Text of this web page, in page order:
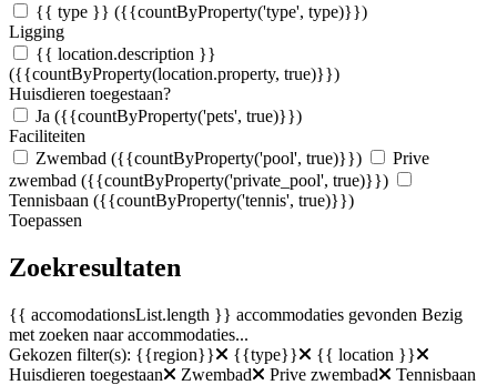
{{ type }} ({{countByProperty('type', type)}})
Ligging
{{ location.description }}
({{countByProperty(location.property, true)}})
Huisdieren toegestaan?
Ja ({{countByProperty('pets', true)}})
Faciliteiten
Zwembad ({{countByProperty('pool', true)}})
Prive
zwembad ({{countByProperty('private_pool', true)}})
Tennisbaan ({{countByProperty('tennis', true)}})
Toepassen
Zoekresultaten
{{ accomodationsList.length }} accommodaties gevonden Bezig
met zoeken naar accommodaties...
Gekozen filter(s): {{region}} {{type}}
{{ location }}
Huisdieren toegestaan
Zwembad Prive zwembad Tennisbaan